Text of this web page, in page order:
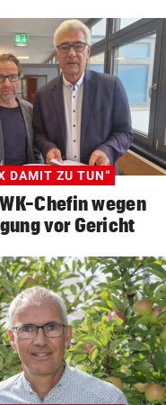
DAMIT ZU TUN“
Chefin wegen
vor Gericht